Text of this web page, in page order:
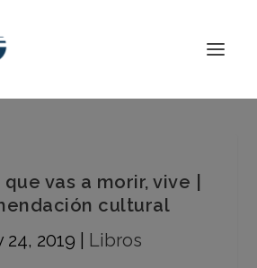
vas a morir, vive |
cultural
24, 2019
Libros